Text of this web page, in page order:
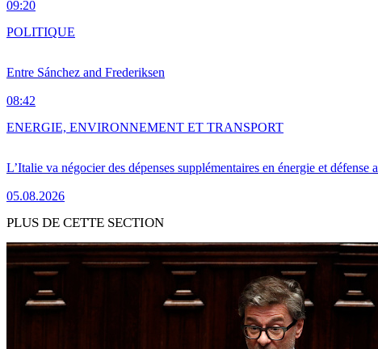
09:20
Entre Sánchez and Frederiksen
08:42
POLITIQUE
L’Italie va négocier des dépenses supplémentaires en énergie et défense
05.08.2026
ENERGIE, ENVIRONNEMENT ET TRANSPORT
PLUS DE CETTE SECTION